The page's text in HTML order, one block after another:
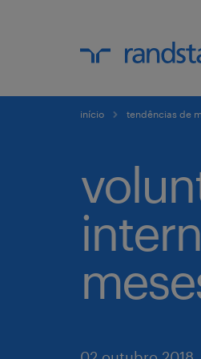
início tendências de